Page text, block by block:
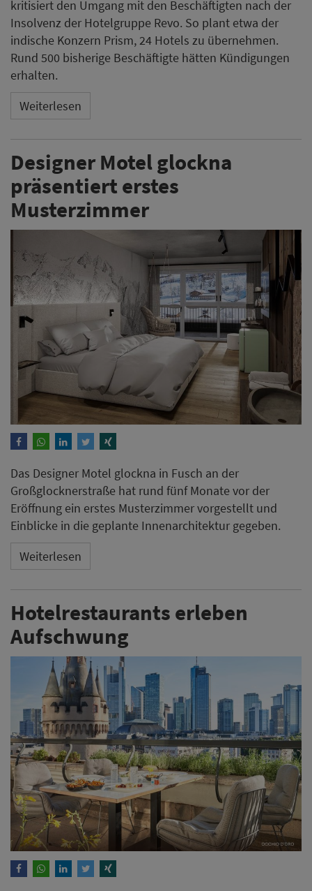
kritisiert den Umgang mit den Beschäftigten nach der
Insolvenz der Hotelgruppe Revo. So plant etwa der
indische Konzern Prism, 24 Hotels zu übernehmen.
Rund 500 bisherige Beschäftigte hätten Kündigungen
erhalten.
Weiterlesen
Designer Motel glockna
präsentiert erstes
Musterzimmer
Das Designer Motel glockna in Fusch an der
Großglocknerstraße hat rund fünf Monate vor der
Eröffnung ein erstes Musterzimmer vorgestellt und
Einblicke in die geplante Innenarchitektur gegeben.
Weiterlesen
Hotelrestaurants erleben
Aufschwung